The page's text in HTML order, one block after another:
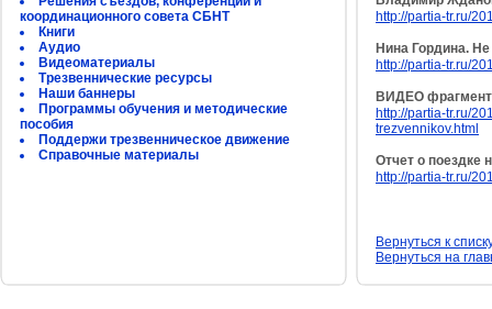
координационного совета СБНТ
Книги
Аудио
Видеоматериалы
Трезвеннические ресурсы
Наши баннеры
Программы обучения и методические
пособия
Поддержи трезвенническое движение
Справочные материалы
http://partia-tr.ru/
Нина Гордина.
http://partia-tr.ru/
ВИДЕО фрагмент
http://partia-tr.ru/
trezvennikov.html
Отчет о поездке
http://partia-tr.ru/
Вернуться к
Вернуться на